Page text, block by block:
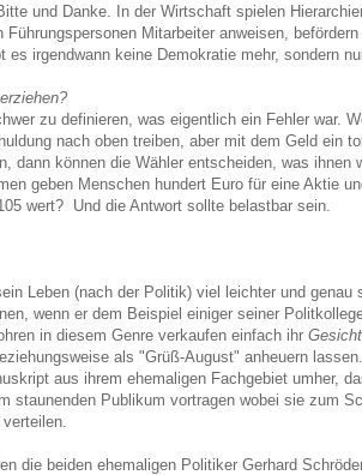
und Danke. In der Wirtschaft spielen
Führungspersonen Mitarbeiter anweisen, befördern
es irgendwann keine Demokratie mehr, sondern
zu definieren, was eigentlich ein Fehler war.
nach oben treiben, aber mit dem Geld ein
dann können die Wähler entscheiden, was ihnen
geben Menschen hundert Euro für eine Aktie
wert? Und die Antwort sollte belastbar sein.
Leben (nach der Politik) viel leichter und genau
wenn er dem Beispiel einiger seiner
in diesem Genre verkaufen einfach ihr Gesicht,
als "Grüß-August" anheuern
aus ihrem ehemaligen Fachgebiet umher,
staunenden Publikum vortragen wobei sie zum
die beiden ehemaligen Politiker Gerhard